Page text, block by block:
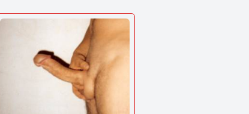
ZOBRAZIT
INZERÁT